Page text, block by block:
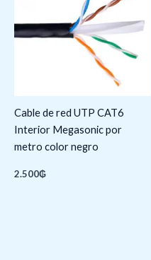
Cable de red UTP CAT6
Interior Megasonic por
metro color negro
2.500₲